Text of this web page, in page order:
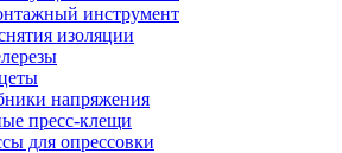
инструмент
изоляции
напряжения
пресс-клещи
для опрессовки